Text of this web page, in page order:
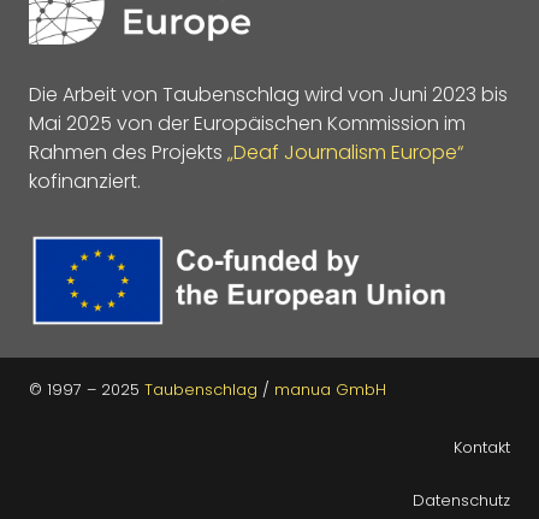
Die Arbeit von Taubenschlag wird von Juni 2023 bis
Mai 2025 von der Europäischen Kommission im
Rahmen des Projekts „Deaf Journalism Europe“
kofinanziert.
© 1997 – 2025 Taubenschlag / manua GmbH
Kontakt
Datenschutz